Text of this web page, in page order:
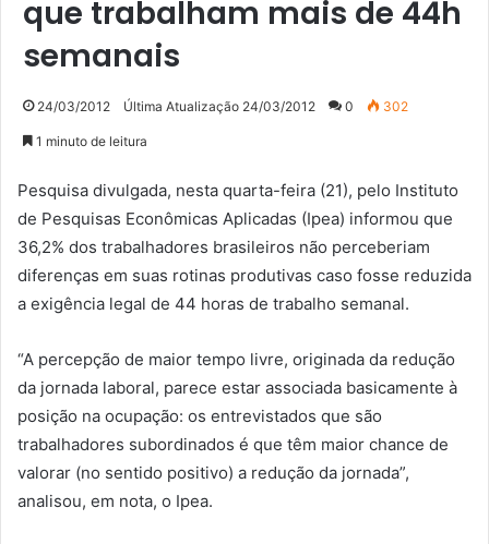
que trabalham mais de 44h
semanais
24/03/2012 Última Atualização 24/03/2012 0 302
1 minuto de leitura
Pesquisa divulgada, nesta quarta-feira (21), pelo Instituto
de Pesquisas Econômicas Aplicadas (Ipea) informou que
36,2% dos trabalhadores brasileiros não perceberiam
diferenças em suas rotinas produtivas caso fosse reduzida
a exigência legal de 44 horas de trabalho semanal.
“A percepção de maior tempo livre, originada da redução
da jornada laboral, parece estar associada basicamente à
posição na ocupação: os entrevistados que são
trabalhadores subordinados é que têm maior chance de
valorar (no sentido positivo) a redução da jornada”,
analisou, em nota, o Ipea.